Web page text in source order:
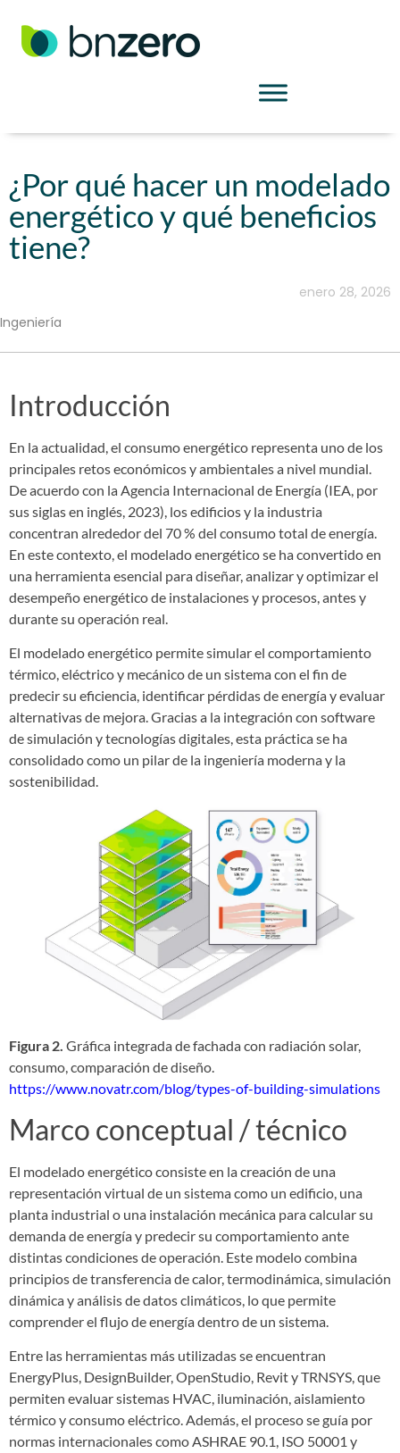
¿Por qué hacer un modelado
energético y qué beneficios
tiene?
enero 28, 2026
Ingeniería
Introducción
En la actualidad, el consumo energético representa uno de los
principales retos económicos y ambientales a nivel mundial.
De acuerdo con la Agencia Internacional de Energía (IEA, por
sus siglas en inglés, 2023), los edificios y la industria
concentran alrededor del 70 % del consumo total de energía.
En este contexto, el modelado energético se ha convertido en
una herramienta esencial para diseñar, analizar y optimizar el
desempeño energético de instalaciones y procesos, antes y
durante su operación real.
El modelado energético permite simular el comportamiento
térmico, eléctrico y mecánico de un sistema con el fin de
predecir su eficiencia, identificar pérdidas de energía y evaluar
alternativas de mejora. Gracias a la integración con software
de simulación y tecnologías digitales, esta práctica se ha
consolidado como un pilar de la ingeniería moderna y la
sostenibilidad.
Figura 2. Gráfica integrada de fachada con radiación solar,
consumo, comparación de diseño.
https://www.novatr.com/blog/types-of-building-simulations
Marco conceptual / técnico
El modelado energético consiste en la creación de una
representación virtual de un sistema como un edificio, una
planta industrial o una instalación mecánica para calcular su
demanda de energía y predecir su comportamiento ante
distintas condiciones de operación. Este modelo combina
principios de transferencia de calor, termodinámica, simulación
dinámica y análisis de datos climáticos, lo que permite
comprender el flujo de energía dentro de un sistema.
Entre las herramientas más utilizadas se encuentran
EnergyPlus, DesignBuilder, OpenStudio, Revit y TRNSYS, que
permiten evaluar sistemas HVAC, iluminación, aislamiento
térmico y consumo eléctrico. Además, el proceso se guía por
normas internacionales como ASHRAE 90.1, ISO 50001 y